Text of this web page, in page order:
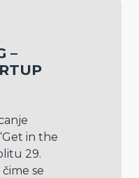
–
in the
29.
čime se